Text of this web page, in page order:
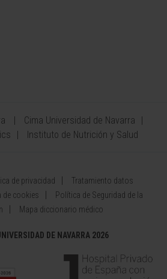
Cima Universidad de Navarra
Instituto de Nutrición y Salud
de privacidad
Tratamiento datos
de cookies
Política de Seguridad de la
Mapa diccionario médico
DE NAVARRA 2026